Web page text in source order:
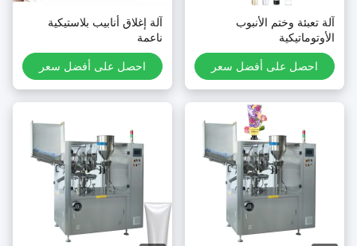
تعبئة وختم الأنبوب
احصل على أفضل سعر
آلة إغلاق أنابيب بلاستيكية
احصل على أفضل سعر